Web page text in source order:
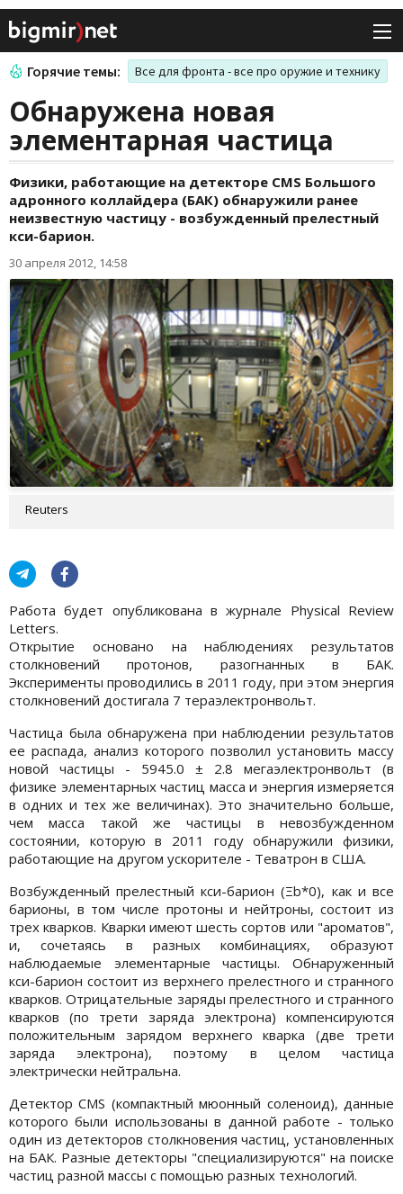
Горячие темы: Все для фронта - все про оружие и технику
Обнаружена новая
элементарная частица
Физики, работающие на детекторе CMS Большого
адронного коллайдера (БАК) обнаружили ранее
неизвестную частицу - возбужденный прелестный
кси-барион.
30 апреля 2012, 14:58
Reuters
Работа будет опубликована в журнале Physical Review
Letters.
Открытие основано на наблюдениях результатов
столкновений протонов, разогнанных в БАК.
Эксперименты проводились в 2011 году, при этом энергия
столкновений достигала 7 тераэлектронвольт.
Частица была обнаружена при наблюдении результатов
ее распада, анализ которого позволил установить массу
новой частицы - 5945.0 ± 2.8 мегаэлектронвольт (в
физике элементарных частиц масса и энергия измеряется
в одних и тех же величинах). Это значительно больше,
чем масса такой же частицы в невозбужденном
состоянии, которую в 2011 году обнаружили физики,
работающие на другом ускорителе - Теватрон в США.
Возбужденный прелестный кси-барион (Ξb*0), как и все
барионы, в том числе протоны и нейтроны, состоит из
трех кварков. Кварки имеют шесть сортов или "ароматов",
и, сочетаясь в разных комбинациях, образуют
наблюдаемые элементарные частицы. Обнаруженный
кси-барион состоит из верхнего прелестного и странного
кварков. Отрицательные заряды прелестного и странного
кварков (по трети заряда электрона) компенсируются
положительным зарядом верхнего кварка (две трети
заряда электрона), поэтому в целом частица
электрически нейтральна.
Детектор CMS (компактный мюонный соленоид), данные
которого были использованы в данной работе - только
один из детекторов столкновения частиц, установленных
на БАК. Разные детекторы "специализируются" на поиске
частиц разной массы с помощью разных технологий.